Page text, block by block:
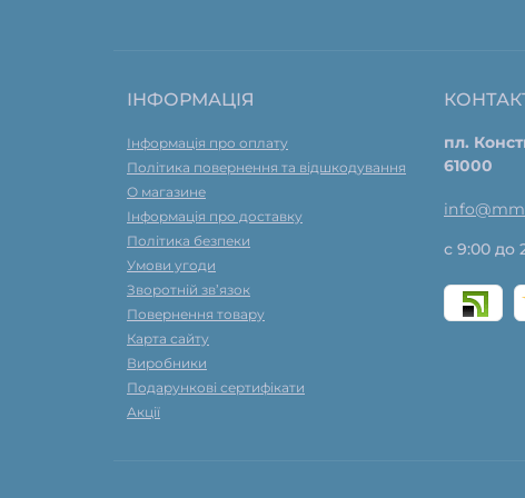
ІНФОРМАЦІЯ
Інформація про оплату
Політика повернення та відшкодування
О магазине
Інформація про доставку
Політика безпеки
Умови угоди
Зворотній зв’язок
Повернення товару
Карта сайту
Виробники
Подарункові сертифікати
Акції
пл.
61000
с 9:00 до